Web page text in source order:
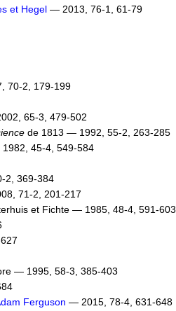
et Hegel— 2013, 76-1, 61-79
70-2, 179-199
65-3, 479-502
de 1813 — 1992, 55-2, 263-285
45-4, 549-584
369-384
71-2, 201-217
et Fichte — 1985, 48-4, 591-603
— 1995, 58-3, 385-403
Ferguson — 2015, 78-4, 631-648